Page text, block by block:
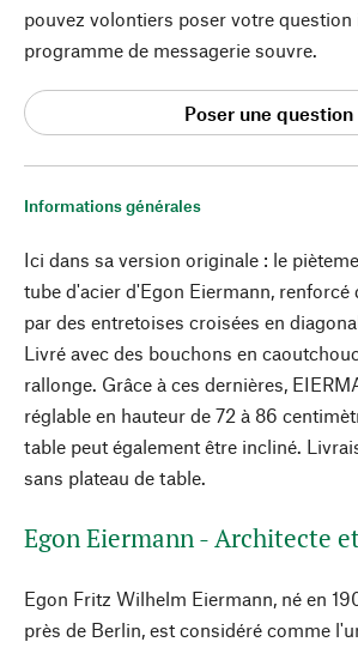
Informations générales
Ici dans sa version originale : le
tube d'acier d'Egon Eiermann, renforcé
par des entretoises croisées en
Livré avec des bouchons en
rallonge. Grâce à ces dernières,
réglable en hauteur de 72 à 86
table peut également être incliné.
sans plateau de table.
Egon Eiermann - Architecte
Egon Fritz Wilhelm Eiermann, né en
près de Berlin, est considéré comme
pouvez volontiers poser votre question
programme de messagerie souvre.
Poser une question